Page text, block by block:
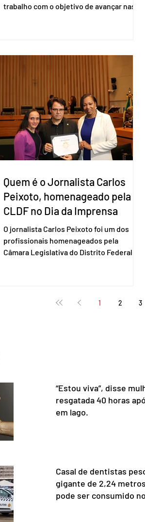
trabalho com o objetivo de avançar nas
“Decidimos criar um grupo de trabalho
que vai identificar sensibilidades dos
dois lados e evitar que elas sejam um
empecilho para a retomada das
negociações de um acordo do Mercosul
com a Coreia”, disse o presiden
Quem é o Jornalista Carlos
Peixoto, homenageado pela
CLDF no Dia da Imprensa
O jornalista Carlos Peixoto foi um dos
profissionais homenageados pela
Câmara Legislativa do Distrito Federal
deputada distrital Dra. Jane Klébia,
1 2 3
“Estou viva”, disse
resgatada 40 horas
em lago.
Casal de dentistas
gigante de 2,24
pode ser consumido